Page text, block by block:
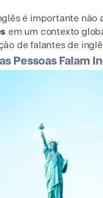
é importante
em um contexto
de falantes de
Pessoas Falam